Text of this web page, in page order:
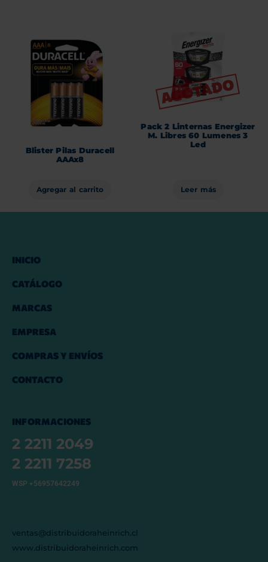
Blister Pilas Duracell
AAAx8
Agregar al carrito
Pack 2 Linternas Energizer
M. Libres 60 Lumenes 3
Led
Leer más
INICIO
CATÁLOGO
MARCAS
EMPRESA
COMPRAS Y ENVÍOS
CONTACTO
INFORMACIONES
2 2211 2049
2 2211 7258
WSP +56957642249
ventas@distribuidoraheinrich.cl
www.distribuidoraheinrich.com